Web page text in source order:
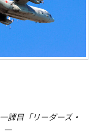
課目「リーダーズ・
―